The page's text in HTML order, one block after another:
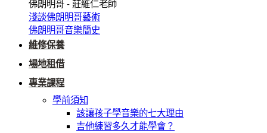
佛朗明哥 - 莊維仁老師
淺談佛朗明哥藝術
佛朗明哥音樂簡史
維修保養
場地租借
專業課程
學前須知
該讓孩子學音樂的七大理由
吉他練習多久才能學會？